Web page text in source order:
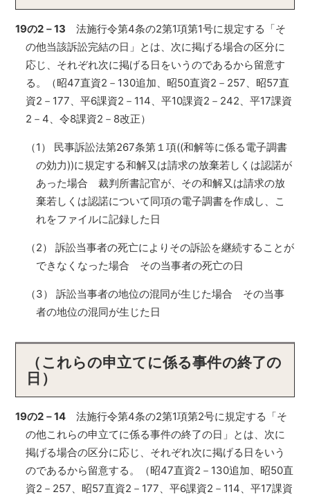
19の2－13法施行令第4条の2第1項第1号に規定する「そ
の他当該訴訟完結の日」とは、次に掲げる場合の区分に
応じ、それぞれ次に掲げる日をいうのであるから留意す
る。（昭47直資2－130追加、昭50直資2－257、昭57直
資2－177、平6課資2－114、平10課資2－242、平17課資
2－4、令8課資2－8改正）
（1） 民事訴訟法第267条第１項((和解等に係る電子調書
の効力))に規定する和解又は請求の放棄若しくは認諾が
あった場合 裁判所書記官が、その和解又は請求の放
棄若しくは認諾について同項の電子調書を作成し、こ
れをファイルに記録した日
（2） 訴訟当事者の死亡によりその訴訟を継続することが
できなくなった場合 その当事者の死亡の日
（3） 訴訟当事者の地位の混同が生じた場合 その当事
者の地位の混同が生じた日
（これらの申立てに係る事件の終了の
日）
19の2－14法施行令第4条の2第1項第2号に規定する「そ
の他これらの申立てに係る事件の終了の日」とは、次に
掲げる場合の区分に応じ、それぞれ次に掲げる日をいう
のであるから留意する。（昭47直資2－130追加、昭50直
資2－257、昭57直資2－177、平6課資2－114、平17課資